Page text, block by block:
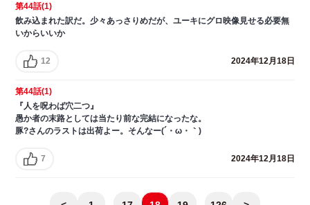
第44話(1)
飲み込まれた訳だ。少々あっさりめだが、ユーキにグロ映像見せる必要無
いからいいか
12 2024年12月18日
第44話(1)
『人を呪わば穴二つ』
愚か者の末路としては当たり前な完結になったな。
豚?さんのラストは出荷よー。そんなー(´・ω・｀)
7 2024年12月18日